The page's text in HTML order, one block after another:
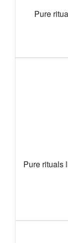
Pure
Pure rituals